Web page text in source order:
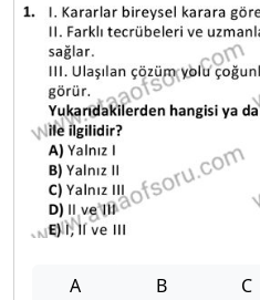
A B C